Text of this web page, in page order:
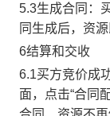
5.3生成合同：
同生成后，资
6结算和交收
6.1买方竞价成
面，点击“合同